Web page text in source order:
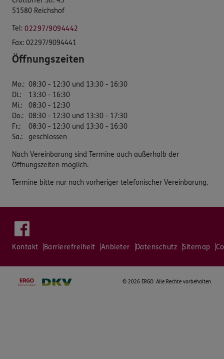
51580 Reichshof
Tel: 02297/9094442
Fax: 02297/9094441
Öffnungszeiten
Mo.: 08:30 - 12:30 und 13:30 - 16:30
Di.:
13:30 - 16:30
Mi.:
08:30 - 12:30
Do.: 08:30 - 12:30 und 13:30 - 17:30
Fr.:
08:30 - 12:30 und 13:30 - 16:30
Sa.: geschlossen
Nach Vereinbarung sind Termine auch außerhalb der
Öffnungszeiten möglich.
Termine bitte nur nach vorheriger telefonischer Vereinbarung.
Kontakt Barrierefreiheit Anbieter Datenschutz Sitemap
© 2026 ERGO. Alle Rechte vorbehalten.